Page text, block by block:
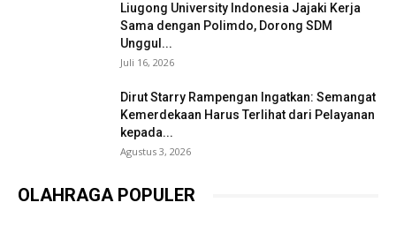
Liugong University Indonesia Jajaki Kerja
Sama dengan Polimdo, Dorong SDM
Unggul...
Juli 16, 2026
Dirut Starry Rampengan Ingatkan: Semangat
Kemerdekaan Harus Terlihat dari Pelayanan
kepada...
Agustus 3, 2026
OLAHRAGA POPULER